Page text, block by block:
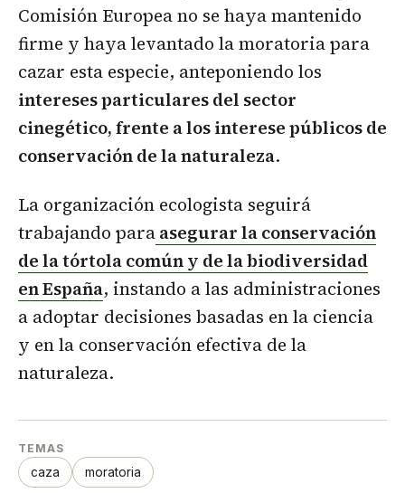
Comisión Europea no se haya mantenido
firme y haya levantado la moratoria para
cazar esta especie, anteponiendo los
intereses particulares del sector
cinegético, frente a los interese públicos de
conservación de la naturaleza.
La organización ecologista seguirá
trabajando paraasegurar la conservación
de la tórtola común y de la biodiversidad
en España, instando a las administraciones
a adoptar decisiones basadas en la ciencia
y en la conservación efectiva de la
naturaleza.
TEMAS
caza moratoria